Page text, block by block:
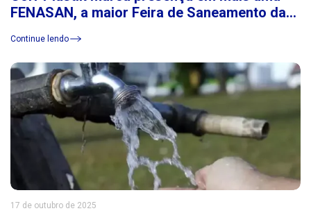
FENASAN, a maior Feira de Saneamento da
Continue lendo
17 de outubro de 2025